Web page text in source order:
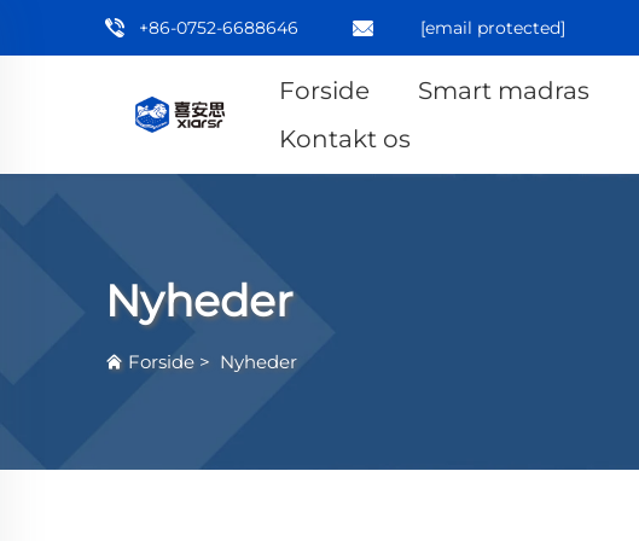
+86-0752-6688646 [email protected]
Forside Smart madras
Kontakt os
Nyheder
Forside > Nyheder